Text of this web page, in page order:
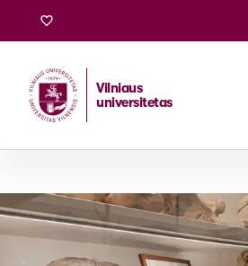
Vilniaus
universitetas